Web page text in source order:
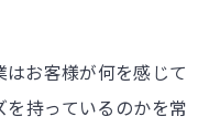
お客様が何を感じて
持っているのかを常